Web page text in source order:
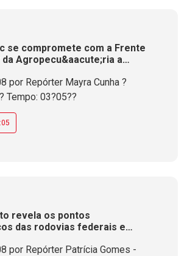
se compromete com a Frente
Agropecu&aacute;ria a
por Repórter Mayra Cunha ?
Tempo: 03?05??
revela os pontos
das rodovias federais e
por Repórter Patrícia Gomes -